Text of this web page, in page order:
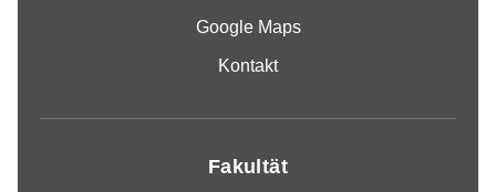
Google Maps
Kontakt
Fakultät